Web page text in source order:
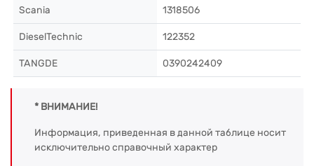
Scania 1318506
DieselTechnic 122352
TANGDE 0390242409
* ВНИМАНИЕ!
Информация, приведенная в данной таблице носит
исключительно справочный характер